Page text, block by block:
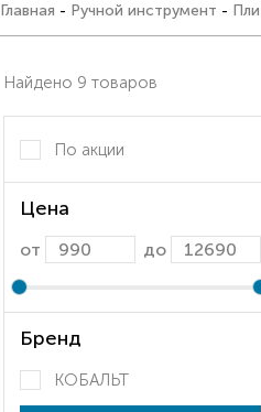
Главная - Ручной инструмент -
Найдено 9 товаров
По акции
Цена
от до
Бренд
КОБАЛЬТ